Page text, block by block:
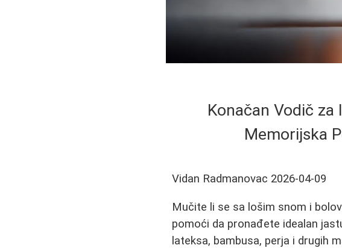
Konačan Vodič
Memorijska
Vidan Radmanovac 2026-04-09
Mučite li se sa lošim snom i
pomoći da pronađete idealan
lateksa, bambusa, perja i drugih